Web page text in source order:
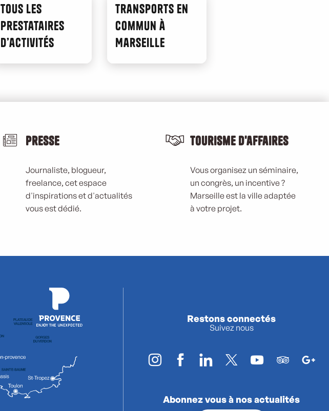
Tous les
prestataires
d’activités
Transports en
commun à
Marseille
Presse
Journaliste, blogueur,
freelance, cet espace
d'inspirations et d'actualités
vous est dédié.
Tourisme d'affaires
Vous organisez un séminaire,
un congrès, un incentive ?
Marseille est la ville adaptée
à votre projet.
Restons connectés
Suivez nous
Abonnez vous à nos actualités